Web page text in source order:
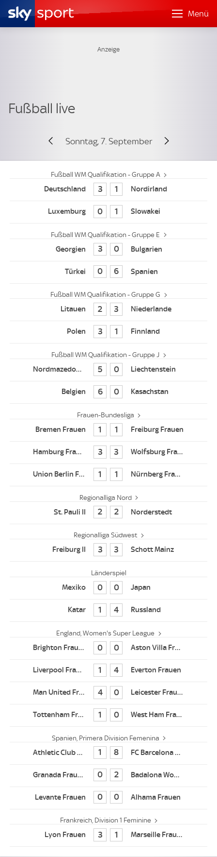
Menü
Sonntag, 7. September
Fußball WM Qualifikation - Gruppe A
3 1
0 1
Fußball WM Qualifikation - Gruppe E
3 0
0 6
Fußball WM Qualifikation - Gruppe G
2 3
3 1
Fußball WM Qualifikation - Gruppe J
5 0
6 0
Frauen-Bundesliga
1 1
3 3
1 1
Regionalliga Nord
2 2
Regionalliga Südwest
3 3
Länderspiel
0 0
1 4
England, Women's Super League
0 0
1 4
4 0
1 0
Spanien, Primera Division Femenina
1 8
0 2
0 0
Frankreich, Division 1 Feminine
3 1